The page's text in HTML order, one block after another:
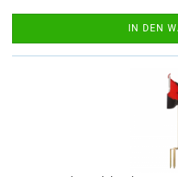
IN DEN